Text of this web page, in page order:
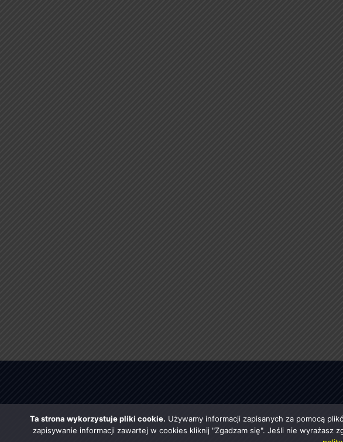
Ta strona wykorzystuje pliki cookie. Używamy informacji zapisanych za pomocą
zapisywanie informacji zawartej w cookies kliknij "Zgadzam się". Jeśli nie